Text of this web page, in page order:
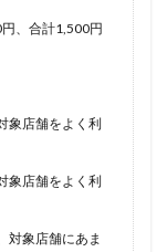
、合計1,500円
象店舗をよく利
象店舗をよく利
対象店舗にあま